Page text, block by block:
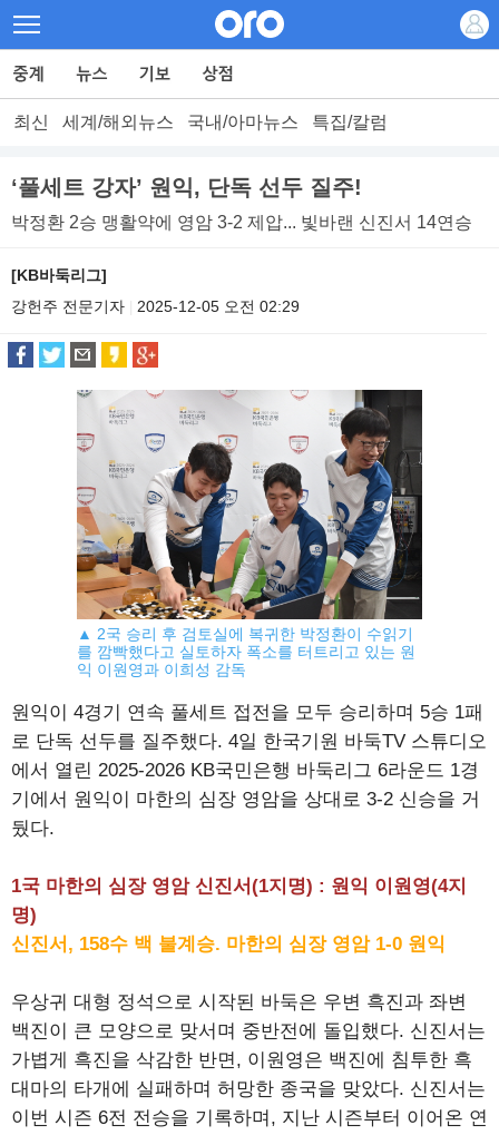
최신 세계/해외뉴스 국내/아마뉴스 특집/칼럼
‘풀세트 강자’ 원익, 단독 선두 질주!
박정환 2승 맹활약에 영암 3-2 제압... 빛바랜 신진서 14연승
[KB바둑리그]
강헌주 전문기자
2025-12-05 오전 02:29
▲ 2국 승리 후 검토실에 복귀한 박정환이 수읽기
를 깜빡했다고 실토하자 폭소를 터트리고 있는 원
익 이원영과 이희성 감독
원익이 4경기 연속 풀세트 접전을 모두 승리하며 5승 1패
로 단독 선두를 질주했다. 4일 한국기원 바둑TV 스튜디오
에서 열린 2025-2026 KB국민은행 바둑리그 6라운드 1경
기에서 원익이 마한의 심장 영암을 상대로 3-2 신승을 거
뒀다.
1국 마한의 심장 영암 신진서(1지명) : 원익 이원영(4지
명)
신진서, 158수 백 불계승. 마한의 심장 영암 1-0 원익
우상귀 대형 정석으로 시작된 바둑은 우변 흑진과 좌변
백진이 큰 모양으로 맞서며 중반전에 돌입했다. 신진서는
가볍게 흑진을 삭감한 반면, 이원영은 백진에 침투한 흑
대마의 타개에 실패하며 허망한 종국을 맞았다. 신진서는
이번 시즌 6전 전승을 기록하며, 지난 시즌부터 이어온 연